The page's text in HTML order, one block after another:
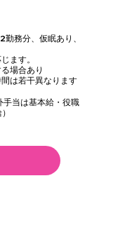
務分、仮眠あり、
ます。
場合あり
は若干異なります
手当は基本給・役職